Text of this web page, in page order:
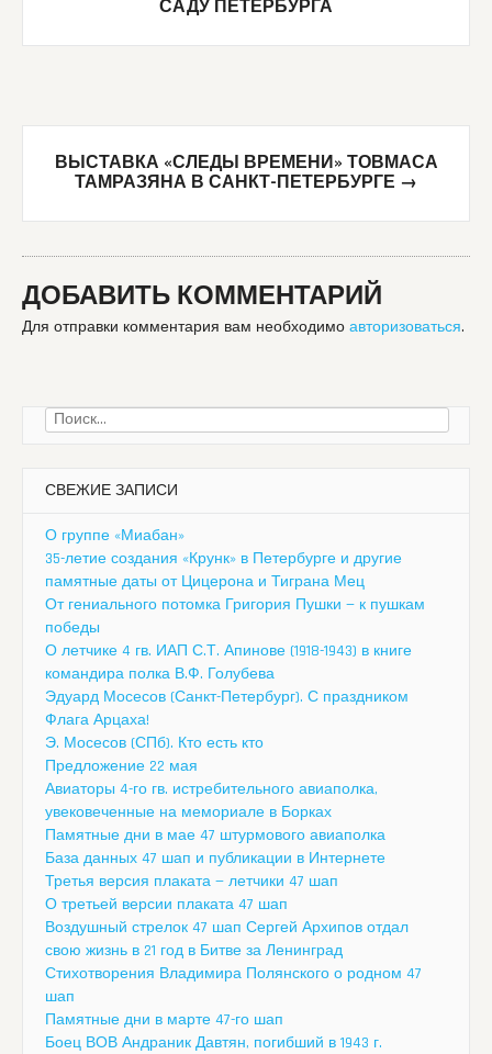
navigationСАДУ ПЕТЕРБУРГА
ВЫСТАВКА «СЛЕДЫ ВРЕМЕНИ» ТОВМАСА
ТАМРАЗЯНА В САНКТ-ПЕТЕРБУРГЕ →
ДОБАВИТЬ КОММЕНТАРИЙ
Для отправки комментария вам необходимо авторизоваться.
Найти:
СВЕЖИЕ ЗАПИСИ
О группе «Миабан»
35-летие создания «Крунк» в Петербурге и другие
памятные даты от Цицерона и Тиграна Мец
От гениального потомка Григория Пушки — к пушкам
победы
О летчике 4 гв. ИАП С.Т. Апинове (1918-1943) в книге
командира полка В.Ф. Голубева
Эдуард Мосесов (Санкт-Петербург). С праздником
Флага Арцаха!
Э. Мосесов (СПб). Кто есть кто
Предложение 22 мая
Авиаторы 4-го гв. истребительного авиаполка,
увековеченные на мемориале в Борках
Памятные дни в мае 47 штурмового авиаполка
База данных 47 шап и публикации в Интернете
Третья версия плаката — летчики 47 шап
О третьей версии плаката 47 шап
Воздушный стрелок 47 шап Сергей Архипов отдал
свою жизнь в 21 год в Битве за Ленинград
Стихотворения Владимира Полянского о родном 47
шап
Памятные дни в марте 47-го шап
Боец ВОВ Андраник Давтян, погибший в 1943 г.